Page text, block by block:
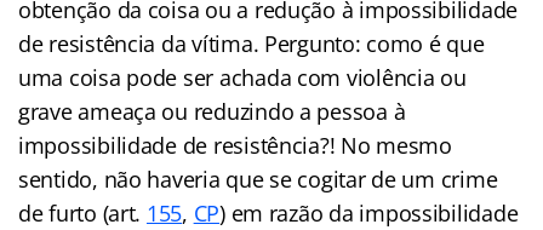
obtenção da coisa ou a redução à impossibilidade
de resistência da vítima. Pergunto: como é que
uma coisa pode ser achada com violência ou
grave ameaça ou reduzindo a pessoa à
impossibilidade de resistência?! No mesmo
sentido, não haveria que se cogitar de um crime
de furto (art. 155, CP) em razão da impossibilidade